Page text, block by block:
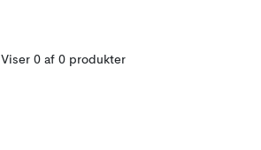
Viser 0 af 0 produkter